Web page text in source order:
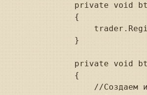
private void
        {
        }
private void
        {
//Создаем